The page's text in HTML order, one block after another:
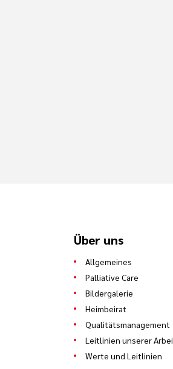
Über uns
Allgemeines
Palliative Care
Bildergalerie
Heimbeirat
Qualitätsmanagement
Leitlinien unserer
Werte und Leitlinien